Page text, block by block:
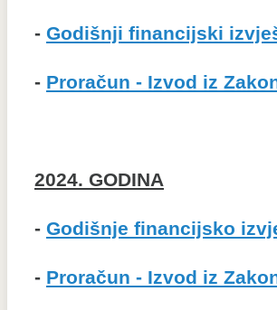
- Godišnji financijski
- Proračun - Izvod iz
2024. GODINA
- Godišnje financijsko
- Proračun - Izvod iz